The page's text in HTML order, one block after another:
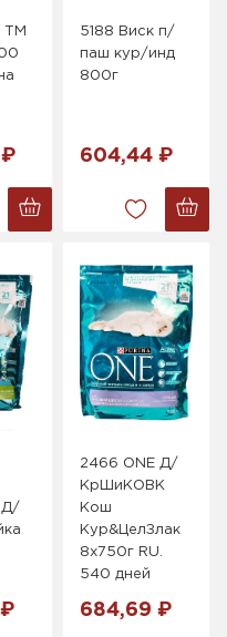
ТМ
5188 Виск п/
паш кур/инд
800г
604,44 ₽
Д/
2466 ONE Д/
КрШиКОВК
Кош
Кур&ЦелЗлак
8х750г RU.
540 дней
684,69 ₽